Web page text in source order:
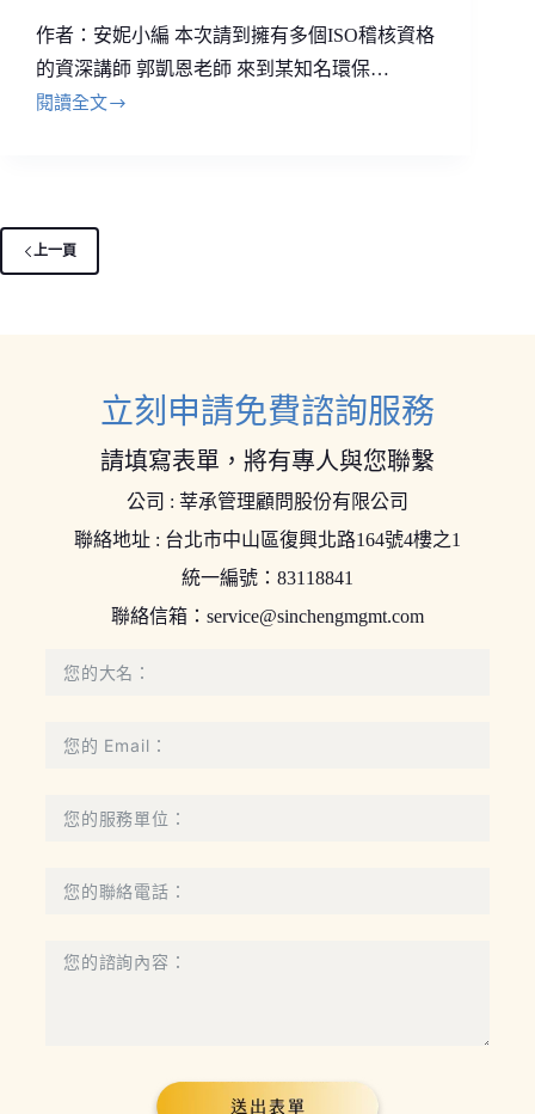
作者：安妮小編 本次請到擁有多個ISO稽核資格
的資深講師 郭凱恩老師 來到某知名環保…
閱讀全文
上一頁
立刻申請免費諮詢服務
請填寫表單，將有專人與您聯繫
公司 : 莘承管理顧問股份有限公司
聯絡地址 : 台北市中山區復興北路164號4樓之1
統一編號：83118841
聯絡信箱： service@sinchengmgmt.com